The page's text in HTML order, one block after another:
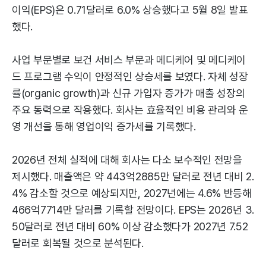
이익(EPS)은 0.71달러로 6.0% 상승했다고 5월 8일 발표
했다.
사업 부문별로 보건 서비스 부문과 메디케어 및 메디케이
드 프로그램 수익이 안정적인 상승세를 보였다. 자체 성장
률(organic growth)과 신규 가입자 증가가 매출 성장의
주요 동력으로 작용했다. 회사는 효율적인 비용 관리와 운
영 개선을 통해 영업이익 증가세를 기록했다.
2026년 전체 실적에 대해 회사는 다소 보수적인 전망을
제시했다. 매출액은 약 443억2885만 달러로 전년 대비 2.
4% 감소할 것으로 예상되지만, 2027년에는 4.6% 반등해
466억7714만 달러를 기록할 전망이다. EPS는 2026년 3.
50달러로 전년 대비 60% 이상 감소했다가 2027년 7.52
달러로 회복될 것으로 분석된다.